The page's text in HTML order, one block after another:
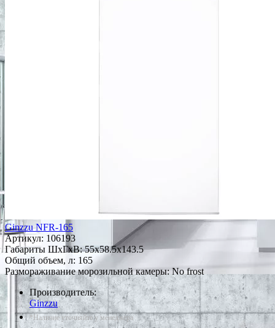
Ginzzu NFR-165
Артикул: 106193
Габариты ШxГxВ: 55x58.5x143.5
Общий объем, л: 165
Размораживание морозильной камеры: No frost
Производитель:
Ginzzu
*Наличие уточняйте у менеджера